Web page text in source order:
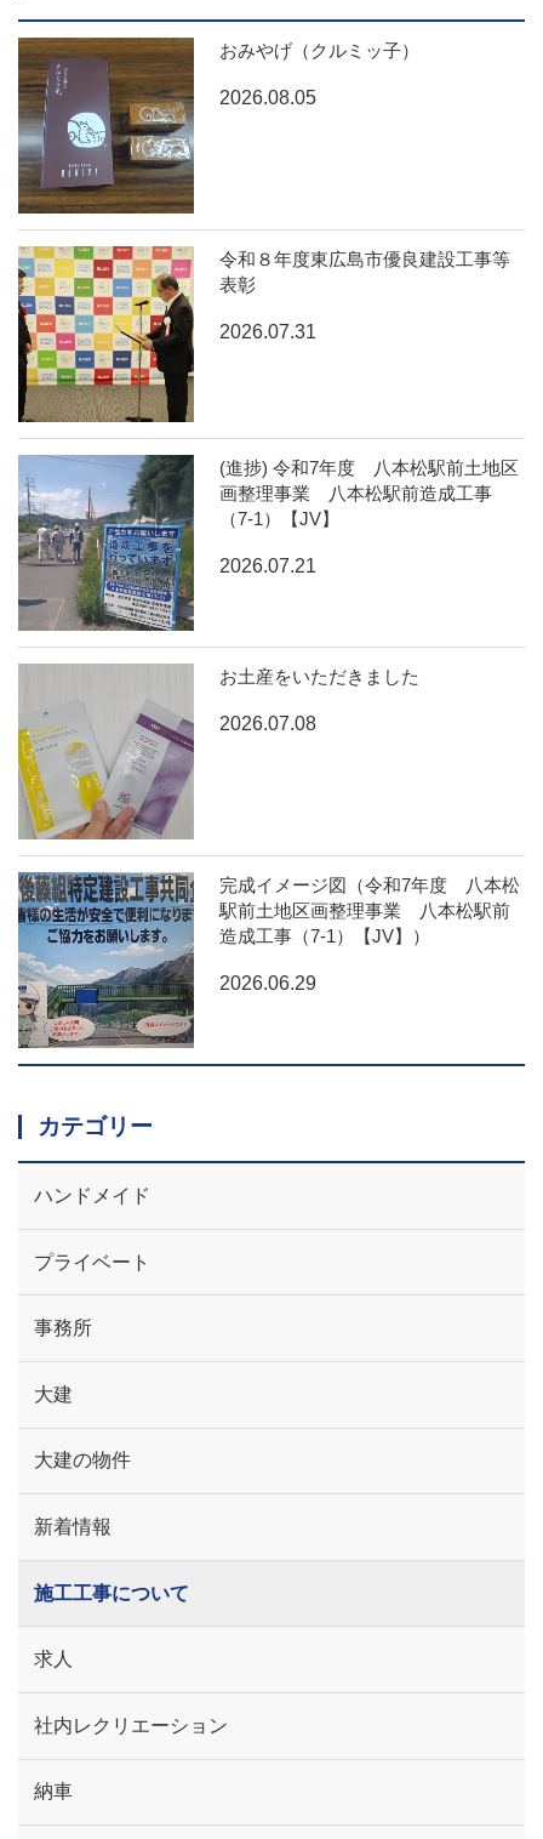
おみやげ（クルミッ子）
2026.08.05
令和８年度東広島市優良建設工事等
表彰
2026.07.31
(進捗) 令和7年度 八本松駅前土地区
画整理事業 八本松駅前造成工事
（7-1）【JV】
2026.07.21
お土産をいただきました
2026.07.08
完成イメージ図（令和7年度 八本松
駅前土地区画整理事業 八本松駅前
造成工事（7-1）【JV】）
2026.06.29
カテゴリー
ハンドメイド
プライベート
事務所
大建
大建の物件
新着情報
施工工事について
求人
社内レクリエーション
納車